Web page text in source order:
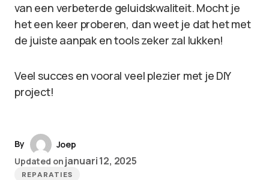
van een verbeterde geluidskwaliteit. Mocht je
het een keer proberen, dan weet je dat het met
de juiste aanpak en tools zeker zal lukken!
Veel succes en vooral veel plezier met je DIY
project!
By
Joep
Updated on januari 12, 2025
REPARATIES